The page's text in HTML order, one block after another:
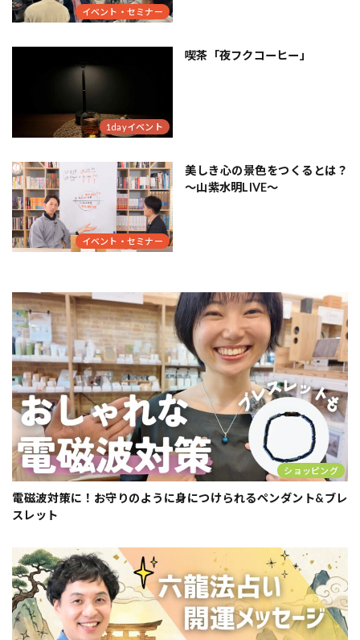
イベント・セミナー
1dayイベント
喫茶「夜フクコーヒー」
イベント・セミナー
美しき心の景色をつくるとは？
～山紫水明LIVE～
ショッピング
電磁波対策に！お守りのように身につけられるペンダント&ブレ
スレット